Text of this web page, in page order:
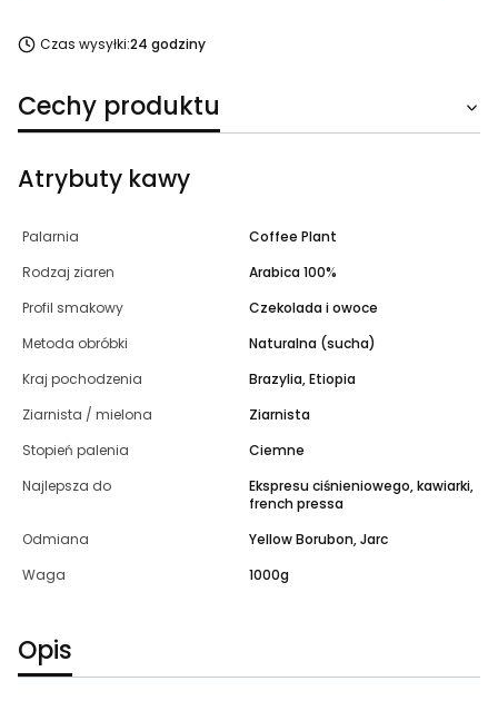
Czas wysyłki:24 godziny
Cechy produktu
Atrybuty kawy
Palarnia
Coffee Plant
Rodzaj ziaren
Arabica 100%
Profil smakowy
Czekolada i owoce
Metoda obróbki
Naturalna (sucha)
Kraj pochodzenia
Brazylia, Etiopia
Ziarnista / mielona
Ziarnista
Stopień palenia
Ciemne
Najlepsza do
Ekspresu ciśnieniowego, kawiarki,
french pressa
Odmiana
Yellow Borubon, Jarc
Waga
1000g
Opis